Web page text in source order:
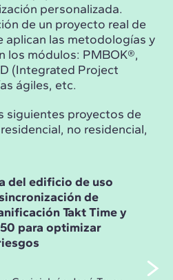
personalizada.
de un proyecto real de
aplican las metodologías y
los módulos: PMBOK®,
(Integrated Project
ágiles, etc.
siguientes proyectos de
no residencial,
del edificio de uso
de
Takt Time y
para optimizar